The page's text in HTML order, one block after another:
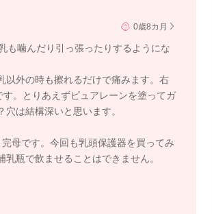
0歳8カ月
も噛んだり引っ張ったりするようにな
以外の時も擦れるだけで痛みます。右
。とりあえずピュアレーンを塗ってガ
は結構深いと思います。
母です。今回も乳頭保護器を買ってみ
瓶で飲ませることはできません。